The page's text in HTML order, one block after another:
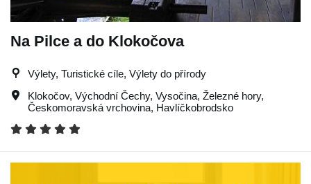
Na Pilce a do Klokočova
Výlety, Turistické cíle, Výlety do přírody
Klokočov, Východní Čechy, Vysočina, Železné hory,
Českomoravská vrchovina, Havlíčkobrodsko